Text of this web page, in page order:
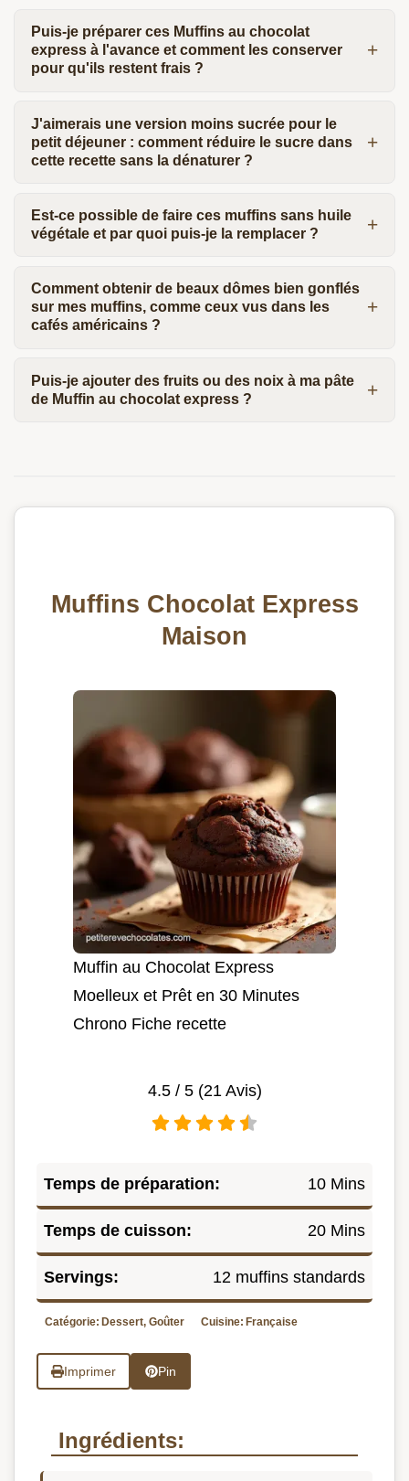
Puis-je préparer ces Muffins au chocolat
express à l'avance et comment les conserver
pour qu'ils restent frais ?
J'aimerais une version moins sucrée pour le
petit déjeuner : comment réduire le sucre dans
cette recette sans la dénaturer ?
Est-ce possible de faire ces muffins sans huile
végétale et par quoi puis-je la remplacer ?
Comment obtenir de beaux dômes bien gonflés
sur mes muffins, comme ceux vus dans les
cafés américains ?
Puis-je ajouter des fruits ou des noix à ma pâte
de Muffin au chocolat express ?
Muffins Chocolat Express
Maison
Muffin au Chocolat Express
Moelleux et Prêt en 30 Minutes
Chrono Fiche recette
4.5/ 5 (21 Avis)
Temps de préparation: 10 Mins
Temps de cuisson: 20 Mins
Servings: 12 muffins standards
Catégorie: Dessert, Goûter Cuisine: Française
Imprimer Pin
Ingrédients: